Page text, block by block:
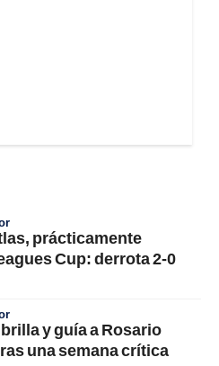
prácticamente
Cup: derrota 2-0
y guía a Rosario
una semana crítica